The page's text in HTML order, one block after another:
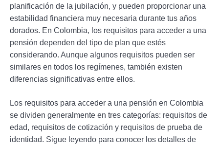
planificación de la jubilación, y pueden proporcionar una
estabilidad financiera muy necesaria durante tus años
dorados. En Colombia, los requisitos para acceder a una
pensión dependen del tipo de plan que estés
considerando. Aunque algunos requisitos pueden ser
similares en todos los regímenes, también existen
diferencias significativas entre ellos.
Los requisitos para acceder a una pensión en Colombia
se dividen generalmente en tres categorías: requisitos de
edad, requisitos de cotización y requisitos de prueba de
identidad. Sigue leyendo para conocer los detalles de